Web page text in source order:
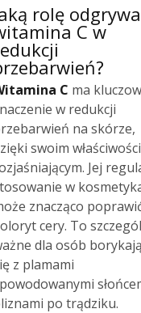
rolę odgrywa
C w
C ma
w redukcji
na skórze,
swoim
Jej
w
znacząco
cery. To
dla osób
z plamami
po trądziku.